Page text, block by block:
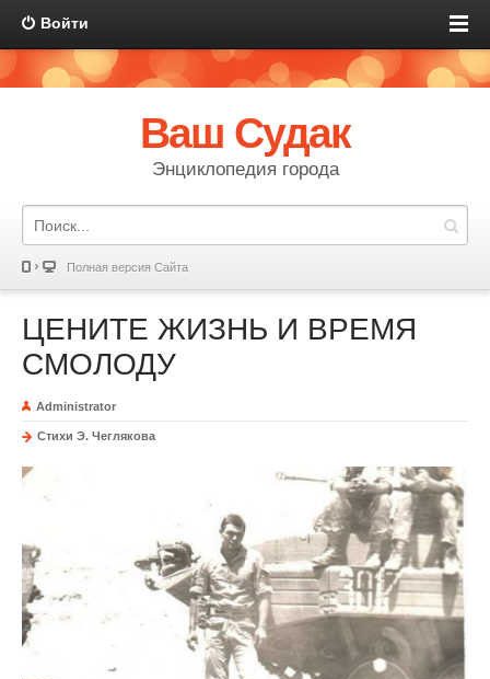
Войти
Ваш Судак
Энциклопедия города
Полная версия Сайта
ЦЕНИТЕ ЖИЗНЬ И ВРЕМЯ
СМОЛОДУ
Administrator
Стихи Э. Чеглякова